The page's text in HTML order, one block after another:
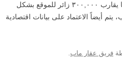
وأكثر من ٧٠,٠٠٠ وحدة عقارية عرضت من قبل، بالإضافة إلى وجود ما يقارب ٣٠٠,٠٠٠ زائر للموقع بشكل
أيضاً الاعتماد على بيانات اقتصادية
فريق عقار ماب.